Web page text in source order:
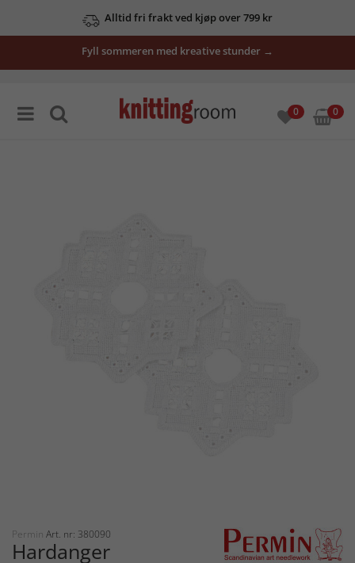
Alltid fri frakt ved kjøp over 799 kr
Fyll sommeren med kreative stunder →
0 0
Permin Art. nr: 380090
Hardanger